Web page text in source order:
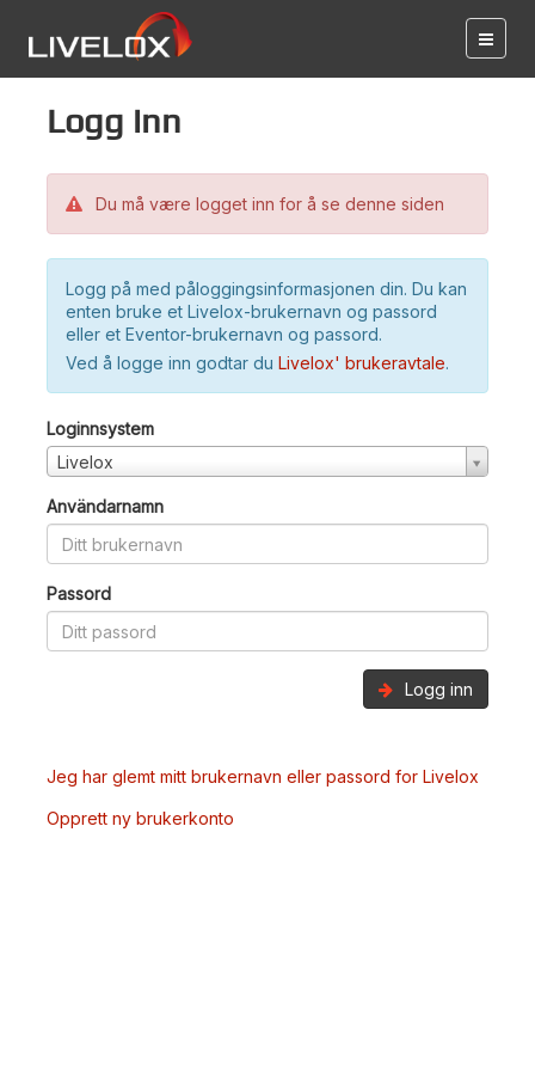
Logg inn
Du må være logget inn for å se denne siden
Logg på med påloggingsinformasjonen din. Du kan
enten bruke et Livelox-brukernavn og passord
eller et Eventor-brukernavn og passord.
Ved å logge inn godtar du Livelox' brukeravtale.
Loginnsystem
Livelox
Användarnamn
Passord
Logg inn
Jeg har glemt mitt brukernavn eller passord for Livelox
Opprett ny brukerkonto